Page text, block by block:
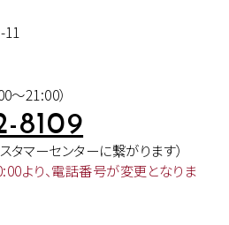
～21:00）
8109
タマーセンターに繋がります）
より、電話番号が変更となりま